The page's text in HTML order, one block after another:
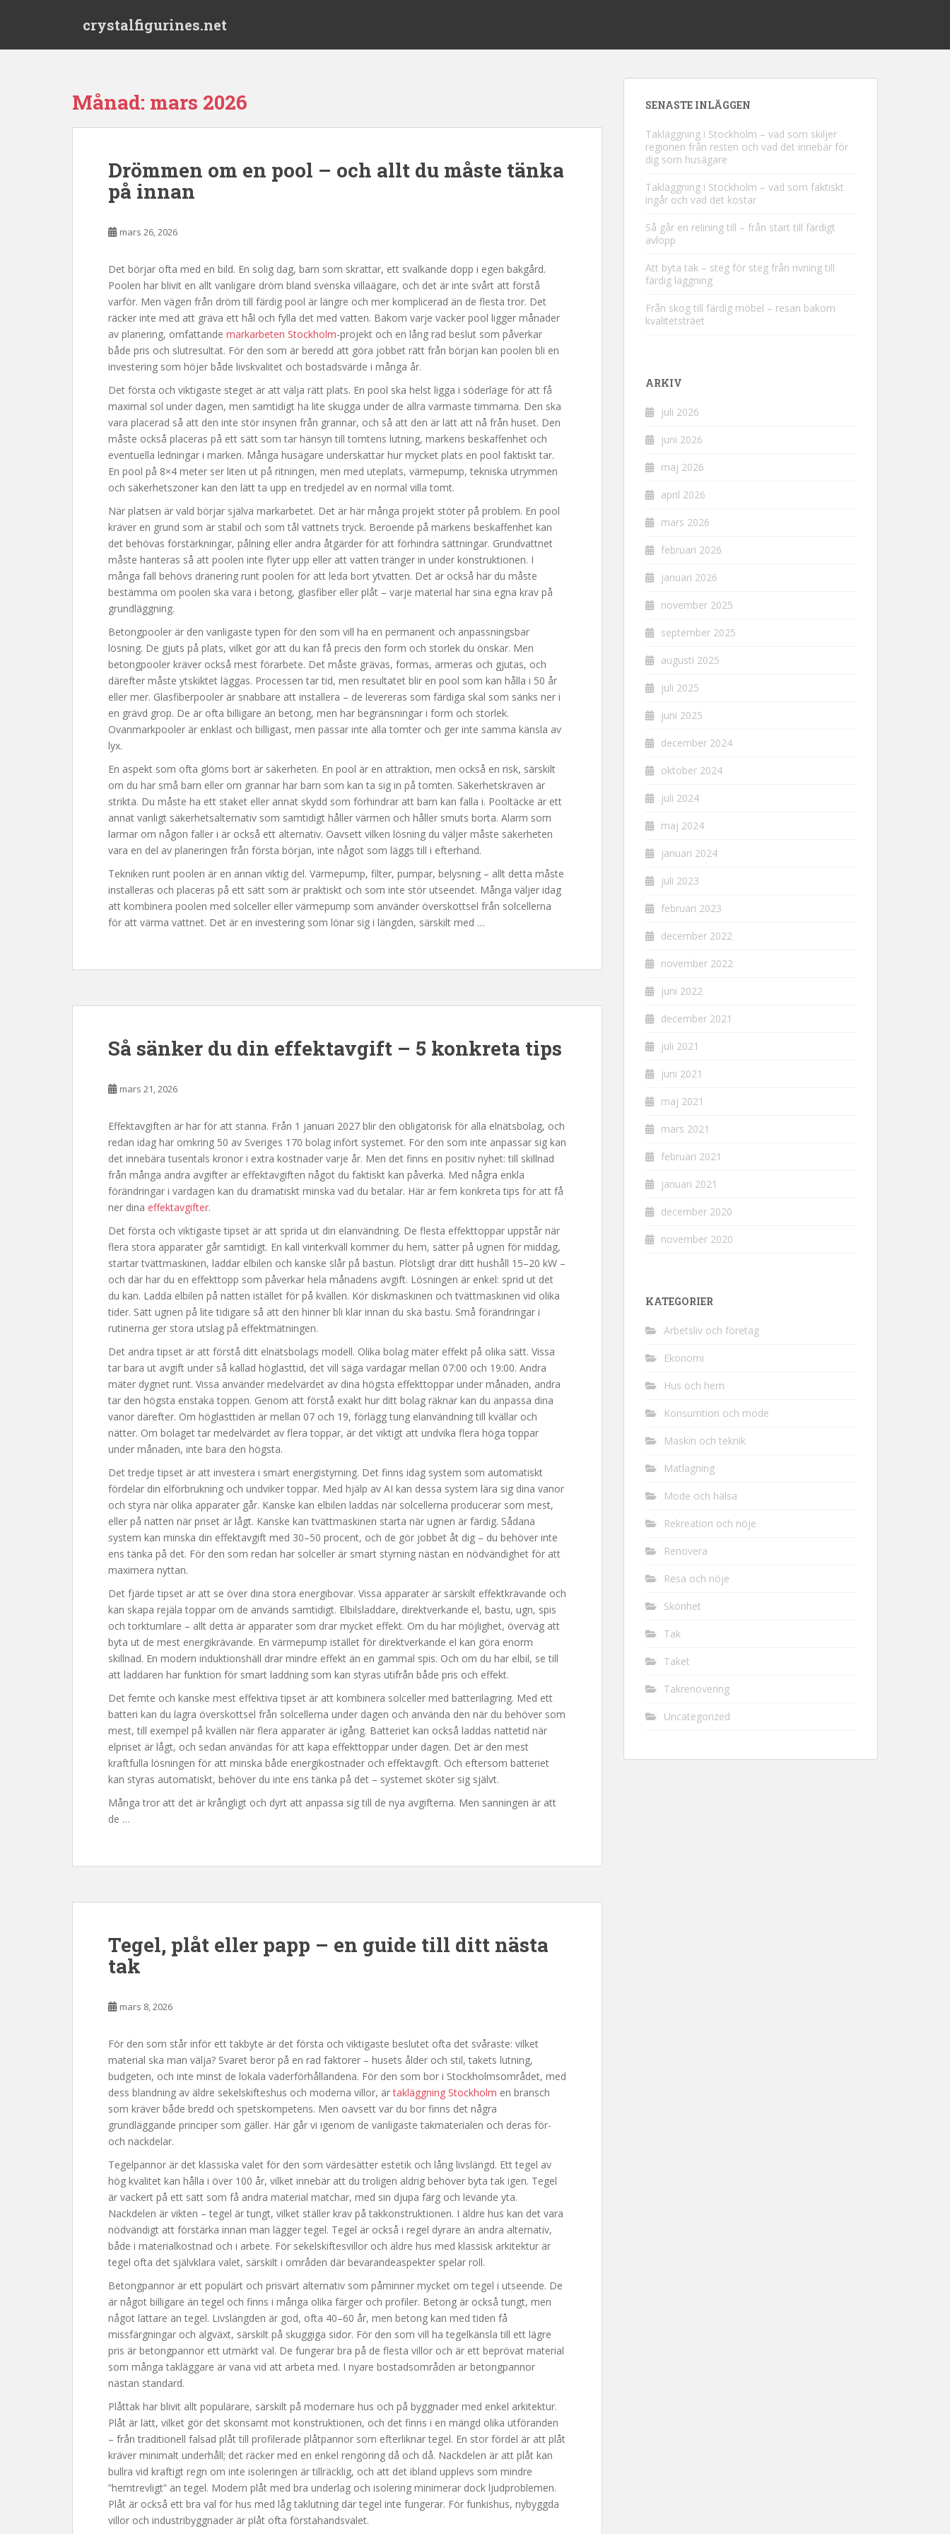
crystalfigurines.net
Månad: mars 2026
Drömmen om en pool – och allt du måste tänka
på innan
mars 26, 2026
Det börjar ofta med en bild. En solig dag, barn som skrattar, ett svalkande dopp i egen bakgård.
Poolen har blivit en allt vanligare dröm bland svenska villaägare, och det är inte svårt att förstå
varför. Men vägen från dröm till färdig pool är längre och mer komplicerad än de flesta tror. Det
räcker inte med att gräva ett hål och fylla det med vatten. Bakom varje vacker pool ligger månader
av planering, omfattande markarbeten Stockholm-projekt och en lång rad beslut som påverkar
både pris och slutresultat. För den som är beredd att göra jobbet rätt från början kan poolen bli en
investering som höjer både livskvalitet och bostadsvärde i många år.
Det första och viktigaste steget är att välja rätt plats. En pool ska helst ligga i söderläge för att få
maximal sol under dagen, men samtidigt ha lite skugga under de allra varmaste timmarna. Den ska
vara placerad så att den inte stör insynen från grannar, och så att den är lätt att nå från huset. Den
måste också placeras på ett sätt som tar hänsyn till tomtens lutning, markens beskaffenhet och
eventuella ledningar i marken. Många husägare underskattar hur mycket plats en pool faktiskt tar.
En pool på 8×4 meter ser liten ut på ritningen, men med uteplats, värmepump, tekniska utrymmen
och säkerhetszoner kan den lätt ta upp en tredjedel av en normal villa tomt.
När platsen är vald börjar själva markarbetet. Det är här många projekt stöter på problem. En pool
kräver en grund som är stabil och som tål vattnets tryck. Beroende på markens beskaffenhet kan
det behövas förstärkningar, pålning eller andra åtgärder för att förhindra sättningar. Grundvattnet
måste hanteras så att poolen inte flyter upp eller att vatten tränger in under konstruktionen. I
många fall behövs dränering runt poolen för att leda bort ytvatten. Det är också här du måste
bestämma om poolen ska vara i betong, glasfiber eller plåt – varje material har sina egna krav på
grundläggning.
Betongpooler är den vanligaste typen för den som vill ha en permanent och anpassningsbar
lösning. De gjuts på plats, vilket gör att du kan få precis den form och storlek du önskar. Men
betongpooler kräver också mest förarbete. Det måste grävas, formas, armeras och gjutas, och
därefter måste ytskiktet läggas. Processen tar tid, men resultatet blir en pool som kan hålla i 50 år
eller mer. Glasfiberpooler är snabbare att installera – de levereras som färdiga skal som sänks ner i
en grävd grop. De är ofta billigare än betong, men har begränsningar i form och storlek.
Ovanmarkpooler är enklast och billigast, men passar inte alla tomter och ger inte samma känsla av
lyx.
En aspekt som ofta glöms bort är säkerheten. En pool är en attraktion, men också en risk, särskilt
om du har små barn eller om grannar har barn som kan ta sig in på tomten. Säkerhetskraven är
strikta. Du måste ha ett staket eller annat skydd som förhindrar att barn kan falla i. Pooltäcke är ett
annat vanligt säkerhetsalternativ som samtidigt håller värmen och håller smuts borta. Alarm som
larmar om någon faller i är också ett alternativ. Oavsett vilken lösning du väljer måste säkerheten
vara en del av planeringen från första början, inte något som läggs till i efterhand.
Tekniken runt poolen är en annan viktig del. Värmepump, filter, pumpar, belysning – allt detta måste
installeras och placeras på ett sätt som är praktiskt och som inte stör utseendet. Många väljer idag
att kombinera poolen med solceller eller värmepump som använder överskottsel från solcellerna
för att värma vattnet. Det är en investering som lönar sig i längden, särskilt med …
Så sänker du din effektavgift – 5 konkreta tips
mars 21, 2026
Effektavgiften är här för att stanna. Från 1 januari 2027 blir den obligatorisk för alla elnätsbolag, och
redan idag har omkring 50 av Sveriges 170 bolag infört systemet. För den som inte anpassar sig kan
det innebära tusentals kronor i extra kostnader varje år. Men det finns en positiv nyhet: till skillnad
från många andra avgifter är effektavgiften något du faktiskt kan påverka. Med några enkla
förändringar i vardagen kan du dramatiskt minska vad du betalar. Här är fem konkreta tips för att få
ner dina effektavgifter.
Det första och viktigaste tipset är att sprida ut din elanvändning. De flesta effekttoppar uppstår när
flera stora apparater går samtidigt. En kall vinterkväll kommer du hem, sätter på ugnen för middag,
startar tvättmaskinen, laddar elbilen och kanske slår på bastun. Plötsligt drar ditt hushåll 15–20 kW –
och där har du en effekttopp som påverkar hela månadens avgift. Lösningen är enkel: sprid ut det
du kan. Ladda elbilen på natten istället för på kvällen. Kör diskmaskinen och tvättmaskinen vid olika
tider. Sätt ugnen på lite tidigare så att den hinner bli klar innan du ska bastu. Små förändringar i
rutinerna ger stora utslag på effektmätningen.
Det andra tipset är att förstå ditt elnätsbolags modell. Olika bolag mäter effekt på olika sätt. Vissa
tar bara ut avgift under så kallad höglasttid, det vill säga vardagar mellan 07:00 och 19:00. Andra
mäter dygnet runt. Vissa använder medelvärdet av dina högsta effekttoppar under månaden, andra
tar den högsta enstaka toppen. Genom att förstå exakt hur ditt bolag räknar kan du anpassa dina
vanor därefter. Om höglasttiden är mellan 07 och 19, förlägg tung elanvändning till kvällar och
nätter. Om bolaget tar medelvärdet av flera toppar, är det viktigt att undvika flera höga toppar
under månaden, inte bara den högsta.
Det tredje tipset är att investera i smart energistyrning. Det finns idag system som automatiskt
fördelar din elförbrukning och undviker toppar. Med hjälp av AI kan dessa system lära sig dina vanor
och styra när olika apparater går. Kanske kan elbilen laddas när solcellerna producerar som mest,
eller på natten när priset är lågt. Kanske kan tvättmaskinen starta när ugnen är färdig. Sådana
system kan minska din effektavgift med 30–50 procent, och de gör jobbet åt dig – du behöver inte
ens tänka på det. För den som redan har solceller är smart styrning nästan en nödvändighet för att
maximera nyttan.
Det fjärde tipset är att se över dina stora energibovar. Vissa apparater är särskilt effektkrävande och
kan skapa rejäla toppar om de används samtidigt. Elbilsladdare, direktverkande el, bastu, ugn, spis
och torktumlare – allt detta är apparater som drar mycket effekt. Om du har möjlighet, överväg att
byta ut de mest energikrävande. En värmepump istället för direktverkande el kan göra enorm
skillnad. En modern induktionshäll drar mindre effekt än en gammal spis. Och om du har elbil, se till
att laddaren har funktion för smart laddning som kan styras utifrån både pris och effekt.
Det femte och kanske mest effektiva tipset är att kombinera solceller med batterilagring. Med ett
batteri kan du lagra överskottsel från solcellerna under dagen och använda den när du behöver som
mest, till exempel på kvällen när flera apparater är igång. Batteriet kan också laddas nattetid när
elpriset är lågt, och sedan användas för att kapa effekttoppar under dagen. Det är den mest
kraftfulla lösningen för att minska både energikostnader och effektavgift. Och eftersom batteriet
kan styras automatiskt, behöver du inte ens tänka på det – systemet sköter sig självt.
Många tror att det är krångligt och dyrt att anpassa sig till de nya avgifterna. Men sanningen är att
de …
Tegel, plåt eller papp – en guide till ditt nästa
tak
mars 8, 2026
För den som står inför ett takbyte är det första och viktigaste beslutet ofta det svåraste: vilket
material ska man välja? Svaret beror på en rad faktorer – husets ålder och stil, takets lutning,
budgeten, och inte minst de lokala väderförhållandena. För den som bor i Stockholmsområdet, med
dess blandning av äldre sekelskifteshus och moderna villor, ärtakläggning Stockholm en bransch
som kräver både bredd och spetskompetens. Men oavsett var du bor finns det några
grundläggande principer som gäller. Här går vi igenom de vanligaste takmaterialen och deras för-
och nackdelar.
Tegelpannor är det klassiska valet för den som värdesätter estetik och lång livslängd. Ett tegel av
hög kvalitet kan hålla i över 100 år, vilket innebär att du troligen aldrig behöver byta tak igen. Tegel
är vackert på ett sätt som få andra material matchar, med sin djupa färg och levande yta.
Nackdelen är vikten – tegel är tungt, vilket ställer krav på takkonstruktionen. I äldre hus kan det vara
nödvändigt att förstärka innan man lägger tegel. Tegel är också i regel dyrare än andra alternativ,
både i materialkostnad och i arbete. För sekelskiftesvillor och äldre hus med klassisk arkitektur är
tegel ofta det självklara valet, särskilt i områden där bevarandeaspekter spelar roll.
Betongpannor är ett populärt och prisvärt alternativ som påminner mycket om tegel i utseende. De
är något billigare än tegel och finns i många olika färger och profiler. Betong är också tungt, men
något lättare än tegel. Livslängden är god, ofta 40–60 år, men betong kan med tiden få
missfärgningar och algväxt, särskilt på skuggiga sidor. För den som vill ha tegelkänsla till ett lägre
pris är betongpannor ett utmärkt val. De fungerar bra på de flesta villor och är ett beprövat material
som många takläggare är vana vid att arbeta med. I nyare bostadsområden är betongpannor
nästan standard.
Plåttak har blivit allt populärare, särskilt på modernare hus och på byggnader med enkel arkitektur.
Plåt är lätt, vilket gör det skonsamt mot konstruktionen, och det finns i en mängd olika utföranden
– från traditionell falsad plåt till profilerade plåtpannor som efterliknar tegel. En stor fördel är att plåt
kräver minimalt underhåll; det räcker med en enkel rengöring då och då. Nackdelen är att plåt kan
bullra vid kraftigt regn om inte isoleringen är tillräcklig, och att det ibland upplevs som mindre
”hemtrevligt” än tegel. Modern plåt med bra underlag och isolering minimerar dock ljudproblemen.
Plåt är också ett bra val för hus med låg taklutning där tegel inte fungerar. För funkishus, nybyggda
villor och industribyggnader är plåt ofta förstahandsvalet.
SENASTE INLÄGGEN
Takläggning i Stockholm – vad som skiljer
regionen från resten och vad det innebär för
dig som husägare
Takläggning i Stockholm – vad som faktiskt
ingår och vad det kostar
Så går en relining till – från start till färdigt
avlopp
Att byta tak – steg för steg från rivning till
färdig läggning
Från skog till färdig möbel – resan bakom
kvalitetsträet
ARKIV
juli 2026
juni 2026
maj 2026
april 2026
mars 2026
februari 2026
januari 2026
november 2025
september 2025
augusti 2025
juli 2025
juni 2025
december 2024
oktober 2024
juli 2024
maj 2024
januari 2024
juli 2023
februari 2023
december 2022
november 2022
juni 2022
december 2021
juli 2021
juni 2021
maj 2021
mars 2021
februari 2021
januari 2021
december 2020
november 2020
KATEGORIER
Arbetsliv och företag
Ekonomi
Hus och hem
Konsumtion och mode
Maskin och teknik
Matlagning
Mode och hälsa
Rekreation och nöje
Renovera
Resa och nöje
Skönhet
Tak
Taket
Takrenovering
Uncategorized